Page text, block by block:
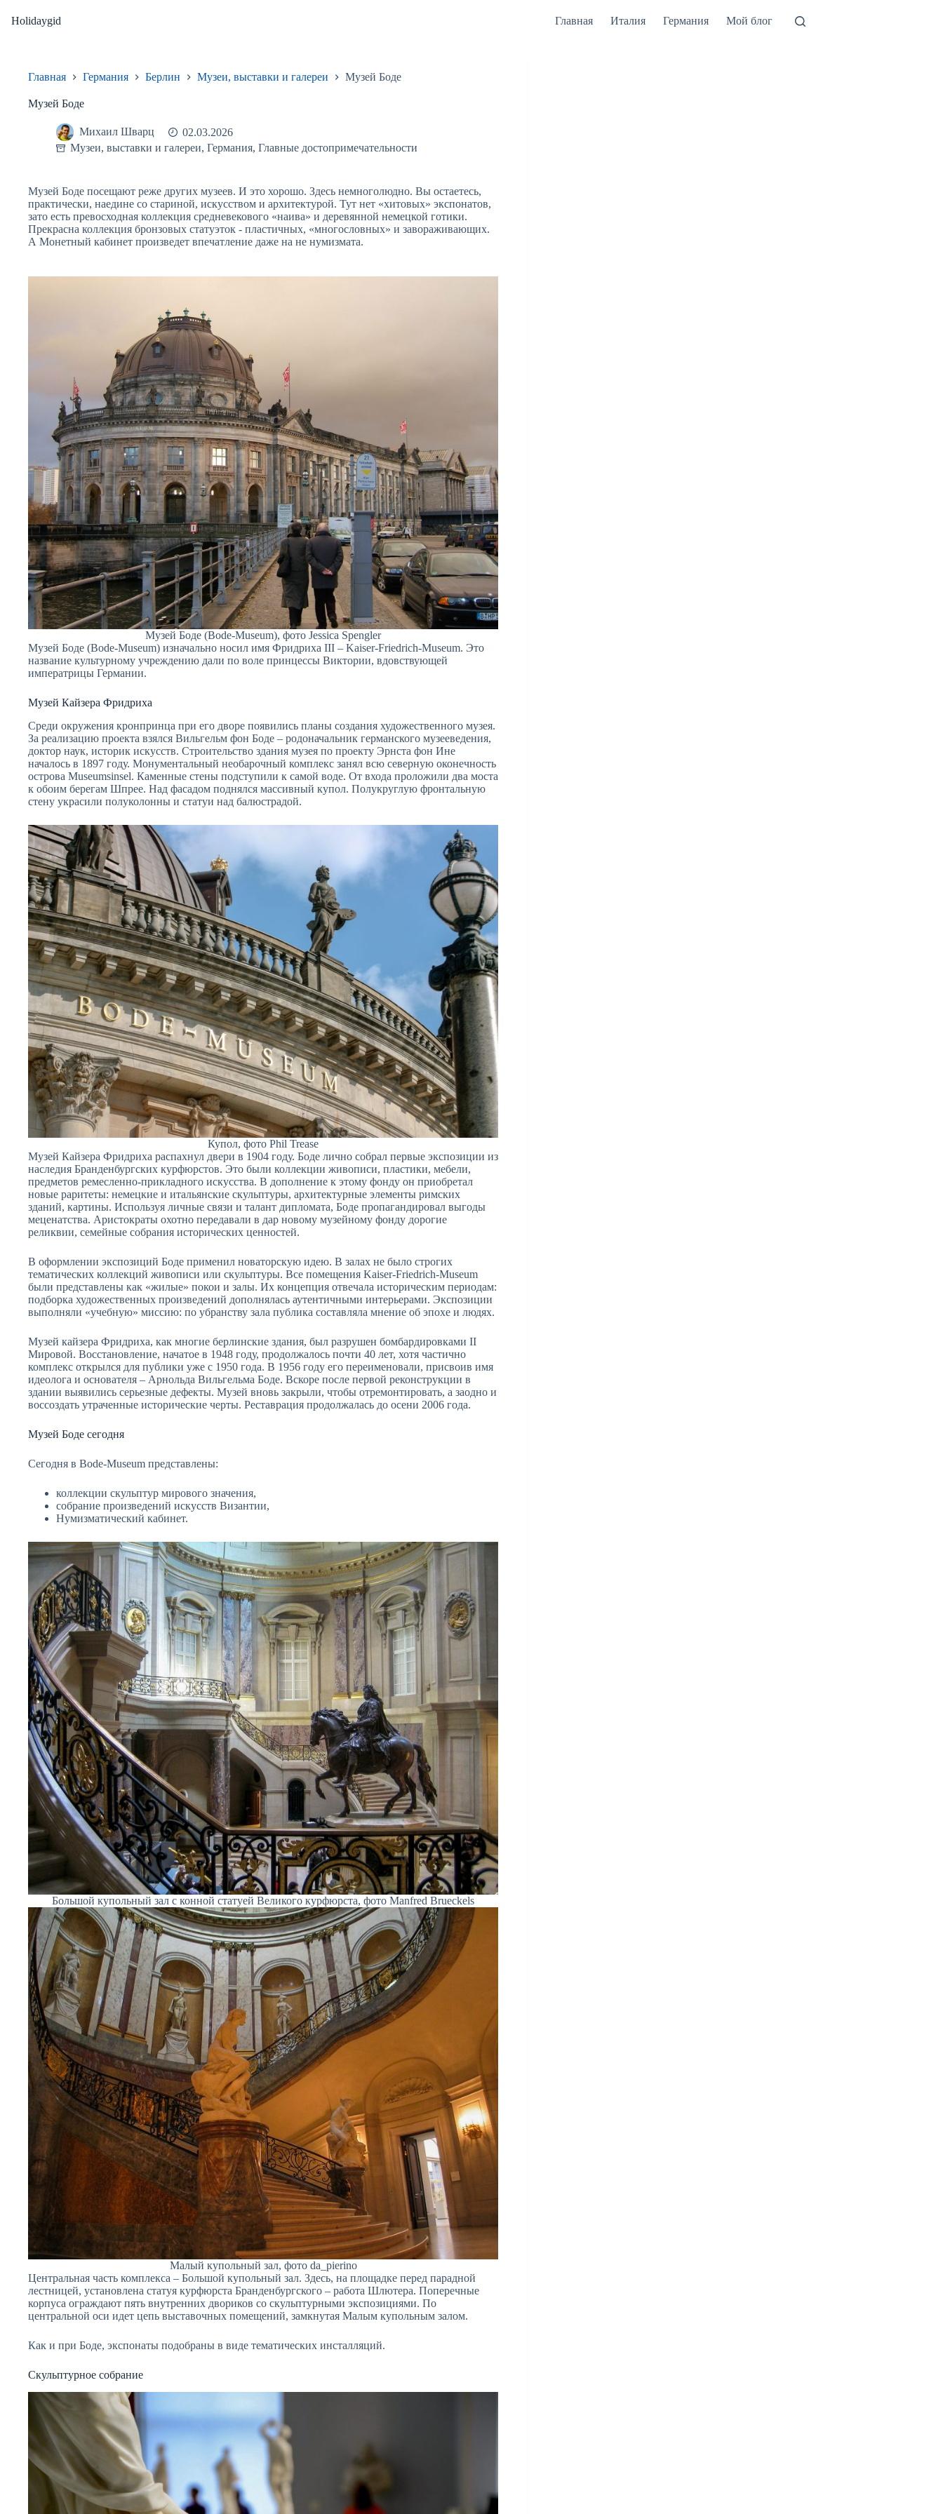
Holidaygid Главная Италия Германия Мой блог
Главная Германия Берлин Музеи, выставки и галереи Музей Боде
Музей Боде
Михаил Шварц
02.03.2026
Музеи, выставки и галереи, Германия, Главные достопримечательности
Музей Боде посещают реже других музеев. И это хорошо. Здесь немноголюдно. Вы остаетесь,
практически, наедине со стариной, искусством и архитектурой. Тут нет «хитовых» экспонатов,
зато есть превосходная коллекция средневекового «наива» и деревянной немецкой готики.
Прекрасна коллекция бронзовых статуэток - пластичных, «многословных» и завораживающих.
А Монетный кабинет произведет впечатление даже на не нумизмата.
Музей Боде (Bode-Museum), фото Jessica Spengler
Музей Боде (Bode-Museum) изначально носил имя Фридриха III – Kaiser-Friedrich-Museum. Это
название культурному учреждению дали по воле принцессы Виктории, вдовствующей
императрицы Германии.
Музей Кайзера Фридриха
Среди окружения кронпринца при его дворе появились планы создания художественного музея.
За реализацию проекта взялся Вильгельм фон Боде – родоначальник германского музееведения,
доктор наук, историк искусств. Строительство здания музея по проекту Эрнста фон Ине
началось в 1897 году. Монументальный необарочный комплекс занял всю северную оконечность
острова Museumsinsel. Каменные стены подступили к самой воде. От входа проложили два моста
к обоим берегам Шпрее. Над фасадом поднялся массивный купол. Полукруглую фронтальную
стену украсили полуколонны и статуи над балюстрадой.
Купол, фото Phil Trease
Музей Кайзера Фридриха распахнул двери в 1904 году. Боде лично собрал первые экспозиции из
наследия Бранденбургских курфюрстов. Это были коллекции живописи, пластики, мебели,
предметов ремесленно-прикладного искусства. В дополнение к этому фонду он приобретал
новые раритеты: немецкие и итальянские скульптуры, архитектурные элементы римских
зданий, картины. Используя личные связи и талант дипломата, Боде пропагандировал выгоды
меценатства. Аристократы охотно передавали в дар новому музейному фонду дорогие
реликвии, семейные собрания исторических ценностей.
В оформлении экспозиций Боде применил новаторскую идею. В залах не было строгих
тематических коллекций живописи или скульптуры. Все помещения Kaiser-Friedrich-Museum
были представлены как «жилые» покои и залы. Их концепция отвечала историческим периодам:
подборка художественных произведений дополнялась аутентичными интерьерами. Экспозиции
выполняли «учебную» миссию: по убранству зала публика составляла мнение об эпохе и людях.
Музей кайзера Фридриха, как многие берлинские здания, был разрушен бомбардировками II
Мировой. Восстановление, начатое в 1948 году, продолжалось почти 40 лет, хотя частично
комплекс открылся для публики уже с 1950 года. В 1956 году его переименовали, присвоив имя
идеолога и основателя – Арнольда Вильгельма Боде. Вскоре после первой реконструкции в
здании выявились серьезные дефекты. Музей вновь закрыли, чтобы отремонтировать, а заодно и
воссоздать утраченные исторические черты. Реставрация продолжалась до осени 2006 года.
Музей Боде сегодня
Сегодня в Bode-Museum представлены:
коллекции скульптур мирового значения,
собрание произведений искусств Византии,
Нумизматический кабинет.
Большой купольный зал с конной статуей Великого курфюрста, фото Manfred Brueckels
Малый купольный зал, фото da_pierino
Центральная часть комплекса – Большой купольный зал. Здесь, на площадке перед парадной
лестницей, установлена статуя курфюрста Бранденбургского – работа Шлютера. Поперечные
корпуса ограждают пять внутренних двориков со скульптурными экспозициями. По
центральной оси идет цепь выставочных помещений, замкнутая Малым купольным залом.
Как и при Боде, экспонаты подобраны в виде тематических инсталляций.
Скульптурное собрание